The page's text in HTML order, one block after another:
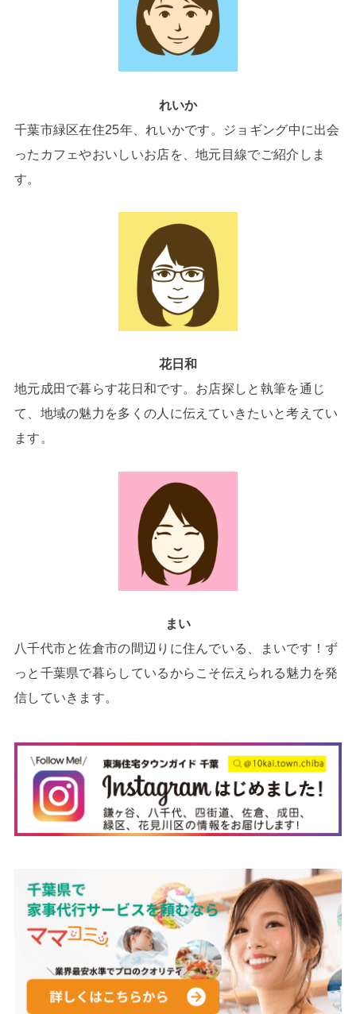
れいか
千葉市緑区在住25年、れいかです。ジョギング中に出会
ったカフェやおいしいお店を、地元目線でご紹介しま
す。
花日和
地元成田で暮らす花日和です。お店探しと執筆を通じ
て、地域の魅力を多くの人に伝えていきたいと考えてい
ます。
まい
八千代市と佐倉市の間辺りに住んでいる、まいです！ず
っと千葉県で暮らしているからこそ伝えられる魅力を発
信していきます。